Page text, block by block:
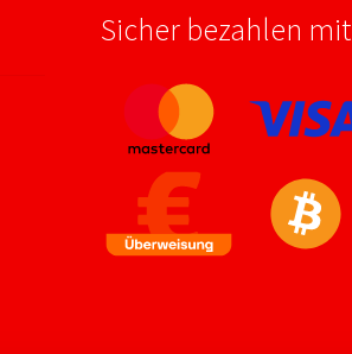
Sicher bezahlen mit